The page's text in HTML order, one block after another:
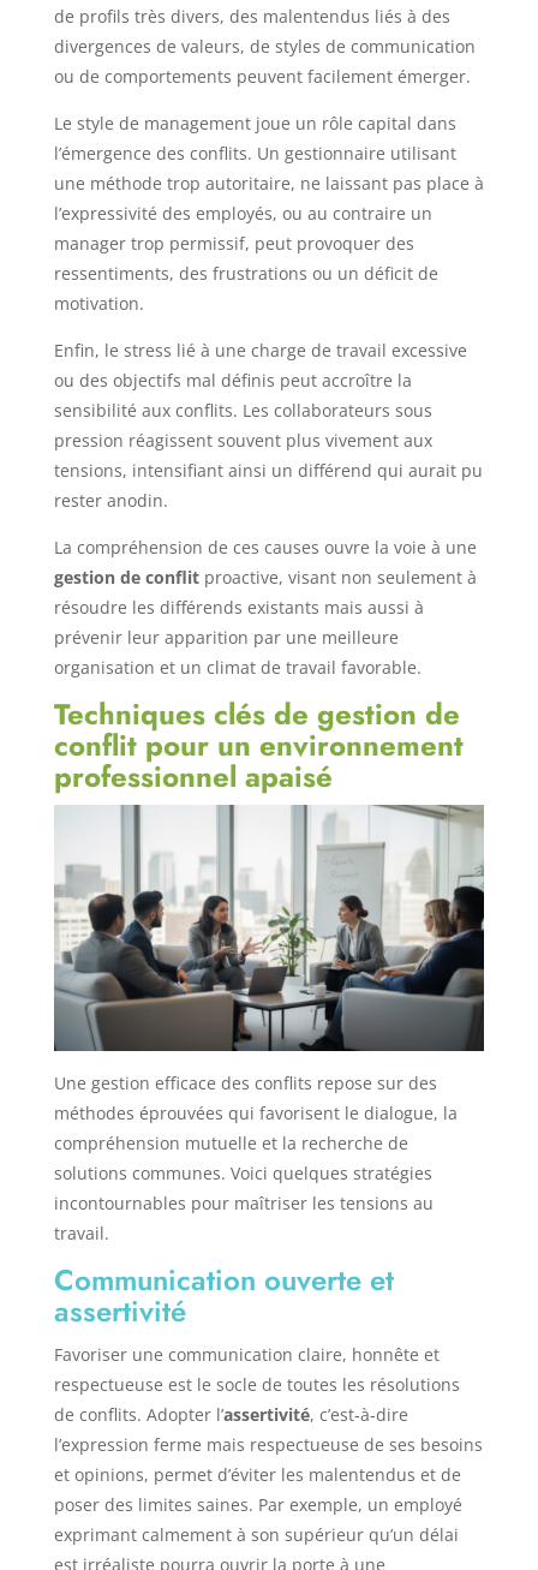
de profils très divers, des malentendus liés à des
divergences de valeurs, de styles de communication
ou de comportements peuvent facilement émerger.
Le style de management joue un rôle capital dans
l’émergence des conflits. Un gestionnaire utilisant
une méthode trop autoritaire, ne laissant pas place à
l’expressivité des employés, ou au contraire un
manager trop permissif, peut provoquer des
ressentiments, des frustrations ou un déficit de
motivation.
Enfin, le stress lié à une charge de travail excessive
ou des objectifs mal définis peut accroître la
sensibilité aux conflits. Les collaborateurs sous
pression réagissent souvent plus vivement aux
tensions, intensifiant ainsi un différend qui aurait pu
rester anodin.
La compréhension de ces causes ouvre la voie à une
gestion de conflitproactive, visant non seulement à
résoudre les différends existants mais aussi à
prévenir leur apparition par une meilleure
organisation et un climat de travail favorable.
Techniques clés de gestion de
conflit pour un environnement
professionnel apaisé
Une gestion efficace des conflits repose sur des
méthodes éprouvées qui favorisent le dialogue, la
compréhension mutuelle et la recherche de
solutions communes. Voici quelques stratégies
incontournables pour maîtriser les tensions au
travail.
Communication ouverte et
assertivité
Favoriser une communication claire, honnête et
respectueuse est le socle de toutes les résolutions
de conflits. Adopter l’assertivité, c’est-à-dire
l’expression ferme mais respectueuse de ses besoins
et opinions, permet d’éviter les malentendus et de
poser des limites saines. Par exemple, un employé
exprimant calmement à son supérieur qu’un délai
est irréaliste pourra ouvrir la porte à une